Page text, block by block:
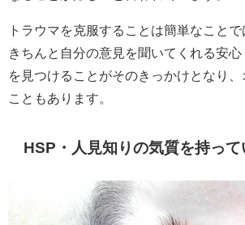
トラウマを克服することは簡単なことで
きちんと自分の意見を聞いてくれる安
を見つけることがそのきっかけとなり
こともあります。
HSP・人見知りの気質を持って